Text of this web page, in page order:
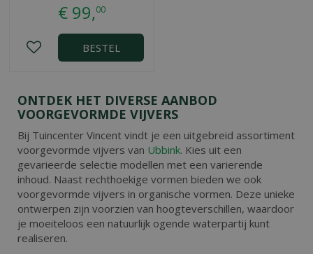
€ 99,00
BESTEL
ONTDEK HET DIVERSE AANBOD
VOORGEVORMDE VIJVERS
Bij Tuincenter Vincent vindt je een uitgebreid assortiment
voorgevormde vijvers van Ubbink. Kies uit een
gevarieerde selectie modellen met een varierende
inhoud. Naast rechthoekige vormen bieden we ook
voorgevormde vijvers in organische vormen. Deze unieke
ontwerpen zijn voorzien van hoogteverschillen, waardoor
je moeiteloos een natuurlijk ogende waterpartij kunt
realiseren.